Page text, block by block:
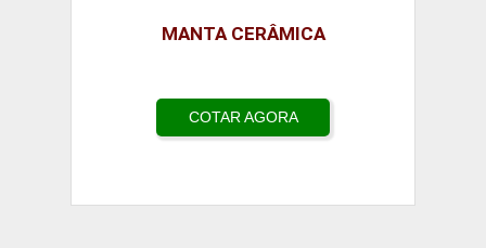
MANTA CERÂMICA
COTAR AGORA